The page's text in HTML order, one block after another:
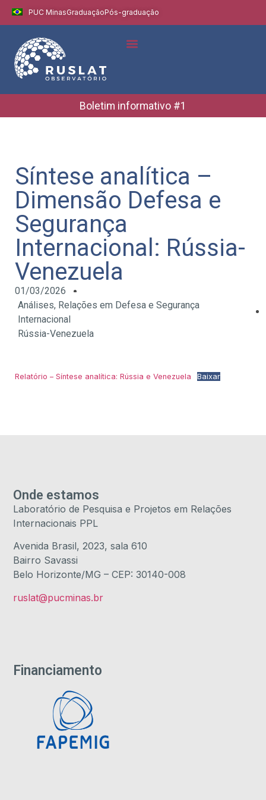
PUC MinasGraduaçãoPós-graduação
Boletim informativo #1
Síntese analítica –
Dimensão Defesa e
Segurança
Internacional: Rússia-
Venezuela
01/03/2026
Análises, Relações em Defesa e Segurança
Internacional
Rússia-Venezuela
Relatório – Síntese analítica: Rússia e Venezuela Baixar
Financiamento
Onde estamos
Laboratório de Pesquisa e Projetos em Relações
Internacionais PPL
Avenida Brasil, 2023, sala 610
Bairro Savassi
Belo Horizonte/MG – CEP: 30140-008
ruslat@pucminas.br